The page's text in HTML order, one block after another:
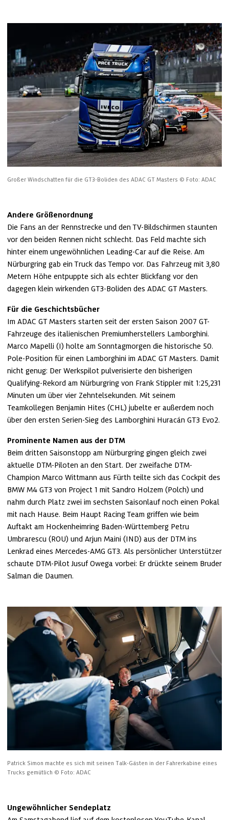
Großer Windschatten für die GT3-Boliden des ADAC GT Masters © Foto: ADAC
Die Fans an der Rennstrecke und den TV-Bildschirmen staunten
vor den beiden Rennen nicht schlecht. Das Feld machte sich
hinter einem ungewöhnlichen Leading-Car auf die Reise. Am
Nürburgring gab ein Truck das Tempo vor. Das Fahrzeug mit 3,80
Metern Höhe entpuppte sich als echter Blickfang vor den
dagegen klein wirkenden GT3-Boliden des ADAC GT Masters.
Für die Geschichtsbücher
Im ADAC GT Masters starten seit der ersten Saison 2007 GT-
Fahrzeuge des italienischen Premiumherstellers Lamborghini.
Marco Mapelli (I) holte am Sonntagmorgen die historische 50.
Pole-Position für einen Lamborghini im ADAC GT Masters. Damit
nicht genug: Der Werkspilot pulverisierte den bisherigen
Qualifying-Rekord am Nürburgring von Frank Stippler mit 1:25,231
Minuten um über vier Zehntelsekunden. Mit seinem
Teamkollegen Benjamin Hites (CHL) jubelte er außerdem noch
über den ersten Serien-Sieg des Lamborghini Huracán GT3 Evo2.
Prominente Namen aus der DTM
Beim dritten Saisonstopp am Nürburgring gingen gleich zwei
aktuelle DTM-Piloten an den Start. Der zweifache DTM-
Champion Marco Wittmann aus Fürth teilte sich das Cockpit des
BMW M4 GT3 von Project 1 mit Sandro Holzem (Polch) und
nahm durch Platz zwei im sechsten Saisonlauf noch einen Pokal
mit nach Hause. Beim Haupt Racing Team griffen wie beim
Auftakt am Hockenheimring Baden-Württemberg Petru
Umbrarescu (ROU) und Arjun Maini (IND) aus der DTM ins
Lenkrad eines Mercedes-AMG GT3. Als persönlicher Unterstützer
schaute DTM-Pilot Jusuf Owega vorbei: Er drückte seinem Bruder
Salman die Daumen.
Patrick Simon machte es sich mit seinen Talk-Gästen in der Fahrerkabine eines
Trucks gemütlich © Foto: ADAC
Ungewöhnlicher Sendeplatz